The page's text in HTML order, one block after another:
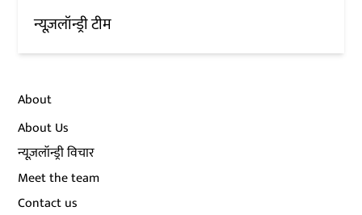
न्यूज़लॉन्ड्री टीम
About
About Us
न्यूज़लॉन्ड्री विचार
Meet the team
Contact us